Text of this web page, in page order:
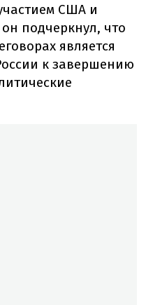
США и
подчеркнул, что
является
к завершению